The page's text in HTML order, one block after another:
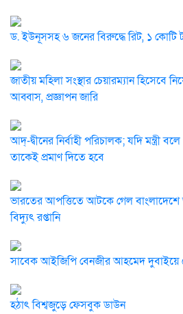
ড. ইউনূসসহ ৬ জনের বিরুদ্ধে রিট, ১ কোটি
জাতীয় মহিলা সংস্থার চেয়ারম্যান
আব্বাস, প্রজ্ঞাপন জারি
আদ্-দ্বীনের নির্বাহী পরিচালক; যদি মন্ত্রী
তাকেই প্রমাণ দিতে হবে
ভারতের আপত্তিতে আটকে গেল বাংলাদেশে
বিদ্যুৎ রপ্তানি
সাবেক আইজিপি বেনজীর আহমেদ দুবাইয়ে
হঠাৎ বিশ্বজুড়ে ফেসবুক ডাউন